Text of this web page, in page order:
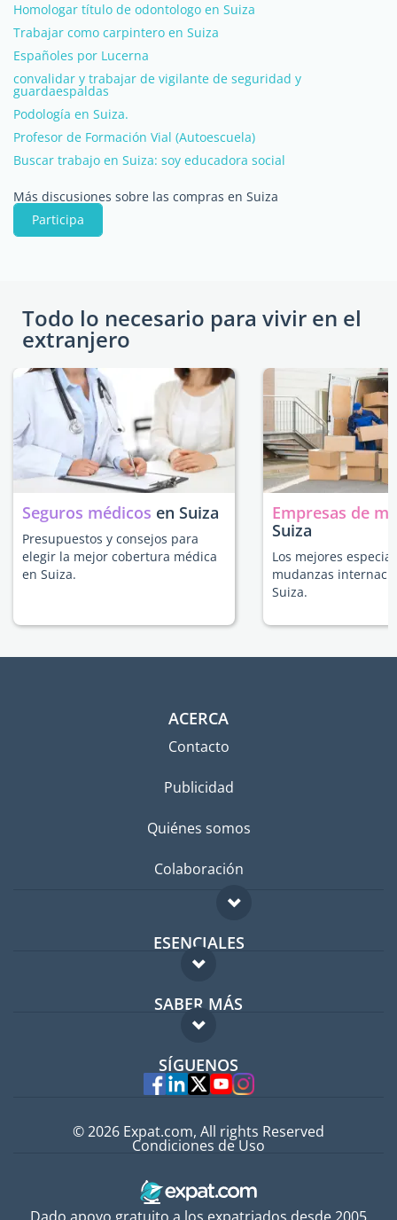
Homologar título de odontologo en Suiza
Trabajar como carpintero en Suiza
Españoles por Lucerna
convalidar y trabajar de vigilante de seguridad y
guardaespaldas
Podología en Suiza.
Profesor de Formación Vial (Autoescuela)
Buscar trabajo en Suiza: soy educadora social
Más discusiones sobre las compras en Suiza
Participa
Todo lo necesario para vivir en el
extranjero
Seguros médicos en Suiza
Presupuestos y consejos para
elegir la mejor cobertura médica
en Suiza.
Empresas de
Suiza
Los mejores
mudanzas
Suiza.
ACERCA
Contacto
Publicidad
Quiénes somos
Colaboración
ESENCIALES
Foro para expatriados
Guía para expatriados
Trabajos en el extranjero
SABER MÁS
FAQ
Expertos
SÍGUENOS
© 2026 Expat.com, All rights Reserved
Condiciones de Uso